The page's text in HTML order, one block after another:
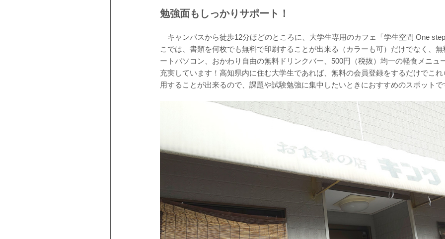
勉強面もしっかりサポート！
キャンパスから徒歩12分ほどのところに、大学生専用のカフェ「学生空間 One
こでは、書類を何枚でも無料で印刷することが出来る（カラーも可）だけでなく、
ートパソコン、おかわり自由の無料ドリンクバー、500円（税抜）均一の軽食メニュ
充実しています！高知県内に住む大学生であれば、無料の会員登録をするだけでこ
用することが出来るので、課題や試験勉強に集中したいときにおすすめのスポットで